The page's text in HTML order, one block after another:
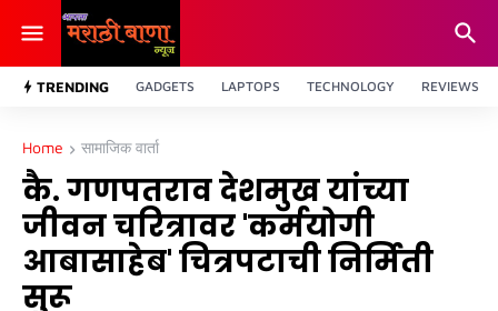
TRENDING GADGETS LAPTOPS TECHNOLOGY REVIEWS
Home सामाजिक वार्ता
कै. गणपतराव देशमुख यांच्या
जीवन चरित्रावर 'कर्मयोगी
आबासाहेब' चित्रपटाची निर्मिती
सुरू